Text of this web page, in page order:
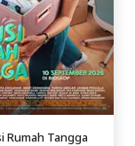
Rumah Tangga